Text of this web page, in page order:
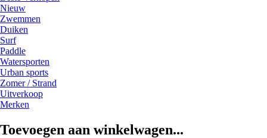
Nieuw
Zwemmen
Duiken
Surf
Paddle
Watersporten
Urban sports
Zomer / Strand
Uitverkoop
Merken
Toevoegen aan winkelwagen...